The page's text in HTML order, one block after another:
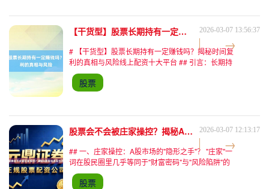
【干货型】股票长期持有一定赚钱吗？揭秘时间复利的真相与风险 2026-03-07 13:56:37
# 【干货型】股票长期持有一定赚钱吗？揭秘时间复
利的真相与风险线上配资十大平台 ## 引言：长期持
有≠稳赚不赔的“财富密码” “买股票只要拿得住，十年
后肯定赚钱”——这是许多投资者听过的“至理名言”。
股票
股票会不会被庄家操控？揭秘A股市场真实生态 2026-03-07 12:13:17
## 一、庄家操控：A股市场的"隐形之手"？ "庄家"一
词在股民圈里几乎等同于"财富密码"与"风险陷阱"的
结合体。有人坚信A股是"庄股横行"的赌场，也有人
认为随着监管升级，庄家已成历史。真相究竟如何？
股票